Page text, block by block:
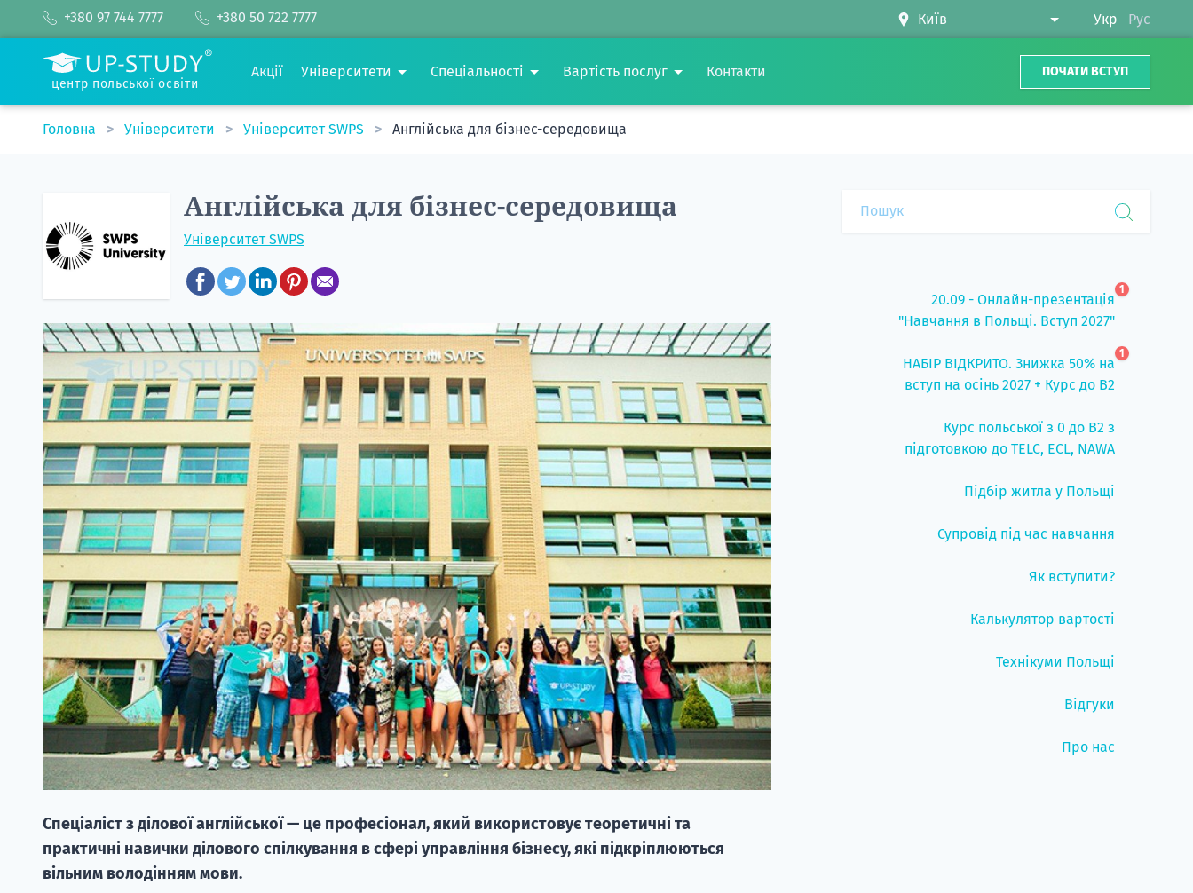
+380 97 744 7777 +380 50 722 7777 Укр Рус
центр польської освіти
Акції Університети Спеціальності Вартість послуг Контакти ПОЧАТИ ВСТУП
Головна Університети Університет SWPS Англійська для бізнес-середовища
Англійська для бізнес-середовища
Університет SWPS
Спеціаліст з ділової англійської — це професіонал, який використовує теоретичні та
практичні навички ділового спілкування в сфері управління бізнесу, які підкріплюються
вільним володінням мови.
20.09 - Онлайн-презентація
"Навчання в Польщі. Вступ 2027"
1
НАБІР ВІДКРИТО. Знижка 50% на
вступ на осінь 2027 + Курс до B2
1
Курс польської з 0 до B2 з
підготовкою до TELC, ECL, NAWA
Підбір житла у Польщі
Супровід під час навчання
Як вступити?
Калькулятор вартості
Технікуми Польщі
Відгуки
Про нас